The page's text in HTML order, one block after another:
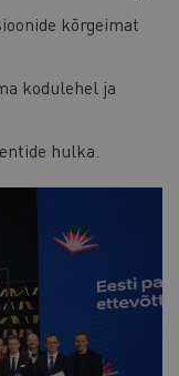
kõrgeimat
kodulehel ja
hulka.